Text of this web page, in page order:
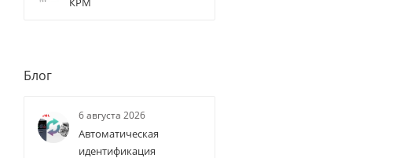
Блог
6 августа 2026
Автоматическая
идентификация